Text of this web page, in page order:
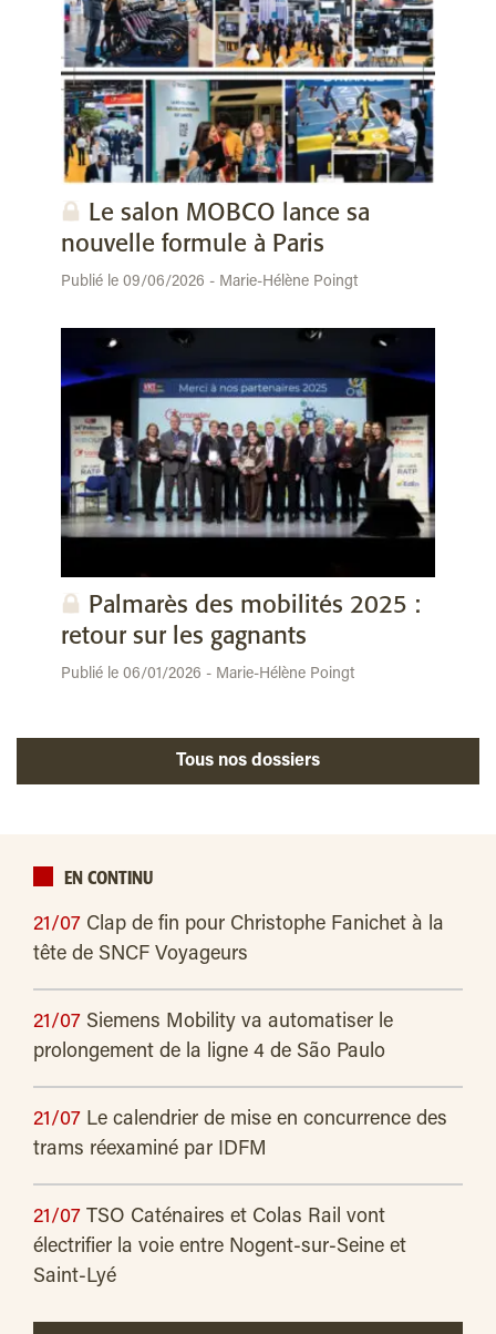
Le salon MOBCO lance sa
nouvelle formule à Paris
Publié le 09/06/2026 - Marie-Hélène Poingt
Palmarès des mobilités 2025 :
retour sur les gagnants
Publié le 06/01/2026 - Marie-Hélène Poingt
Tous nos dossiers
EN CONTINU
21/07 Clap de fin pour Christophe Fanichet à la
tête de SNCF Voyageurs
21/07 Siemens Mobility va automatiser le
prolongement de la ligne 4 de São Paulo
21/07 Le calendrier de mise en concurrence des
trams réexaminé par IDFM
21/07 TSO Caténaires et Colas Rail vont
électrifier la voie entre Nogent-sur-Seine et
Saint-Lyé